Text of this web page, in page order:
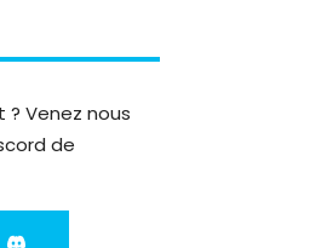
? Venez nous
de